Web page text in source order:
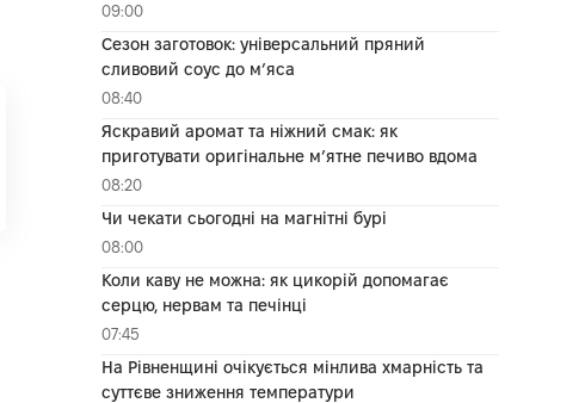
09:00
Сезон заготовок: універсальний пряний
сливовий соус до мʼяса
08:40
Яскравий аромат та ніжний смак: як
приготувати оригінальне м’ятне печиво вдома
08:20
Чи чекати сьогодні на магнітні бурі
08:00
Коли каву не можна: як цикорій допомагає
серцю, нервам та печінці
07:45
На Рівненщині очікується мінлива хмарність та
суттєве зниження температури